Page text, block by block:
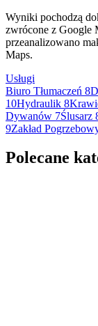
Wyniki pochodzą
zwrócone z Google
przeanalizowano
Maps.
Usługi
Biuro Tłumaczeń 8
10Hydraulik 8
Dywanów 7Ślusarz
9Zakład
Polecane